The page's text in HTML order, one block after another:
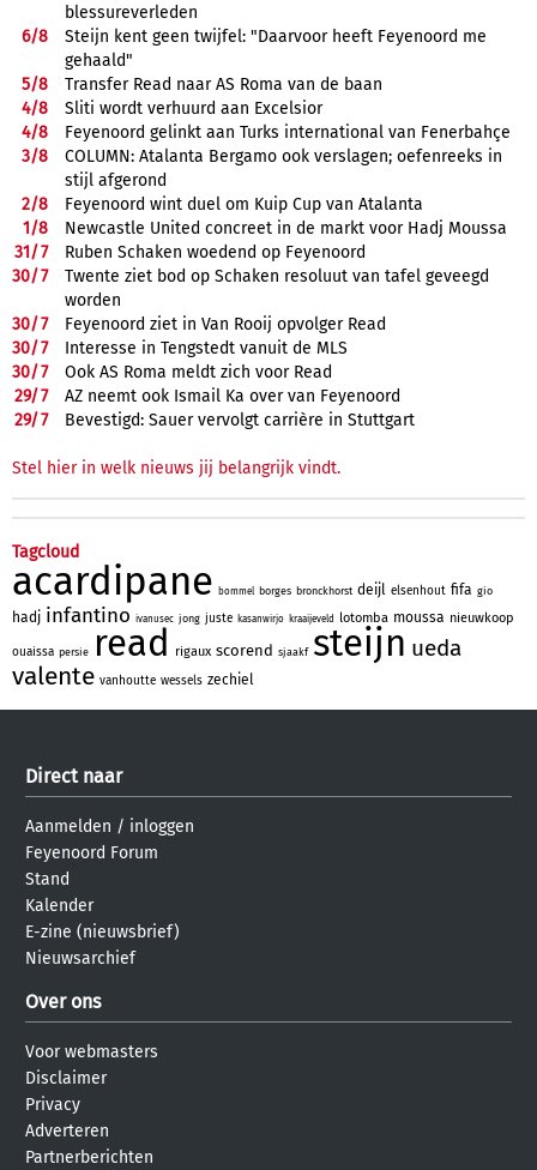
blessureverleden
6/8
Steijn kent geen twijfel: "Daarvoor heeft Feyenoord me
gehaald"
5/8
Transfer Read naar AS Roma van de baan
4/8
Sliti wordt verhuurd aan Excelsior
4/8
Feyenoord gelinkt aan Turks international van Fenerbahçe
3/8
COLUMN: Atalanta Bergamo ook verslagen; oefenreeks in
stijl afgerond
2/8
Feyenoord wint duel om Kuip Cup van Atalanta
1/8
Newcastle United concreet in de markt voor Hadj Moussa
31/7
Ruben Schaken woedend op Feyenoord
30/7
Twente ziet bod op Schaken resoluut van tafel geveegd
worden
30/7
Feyenoord ziet in Van Rooij opvolger Read
30/7
Interesse in Tengstedt vanuit de MLS
30/7
Ook AS Roma meldt zich voor Read
29/7
AZ neemt ook Ismail Ka over van Feyenoord
29/7 Bevestigd: Sauer vervolgt carrière in Stuttgart
Stel hier in welk nieuws jij belangrijk vindt.
Tagcloud
acardipane bommel borges bronckhorst deijl elsenhout fifa gio
hadj infantino ivanusec jong juste kasanwirjo kraaijeveld lotomba moussa nieuwkoop
ouaissa persie read rigaux scorend sjaakf steijn ueda
valente vanhoutte wessels zechiel
Direct naar
Aanmelden / inloggen
Feyenoord Forum
Stand
Kalender
E-zine (nieuwsbrief)
Nieuwsarchief
Over ons
Voor webmasters
Disclaimer
Privacy
Adverteren
Partnerberichten